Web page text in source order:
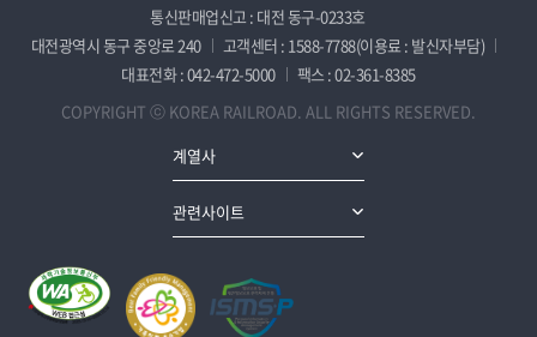
통신판매업신고 : 대전 동구-0233호
대전광역시 동구 중앙로 240
고객센터 : 1588-7788(이용료 : 발신자부담)
대표전화 : 042-472-5000
팩스 : 02-361-8385
COPYRIGHT ⓒ KOREA RAILROAD. ALL RIGHTS RESERVED.
계열사
관련사이트